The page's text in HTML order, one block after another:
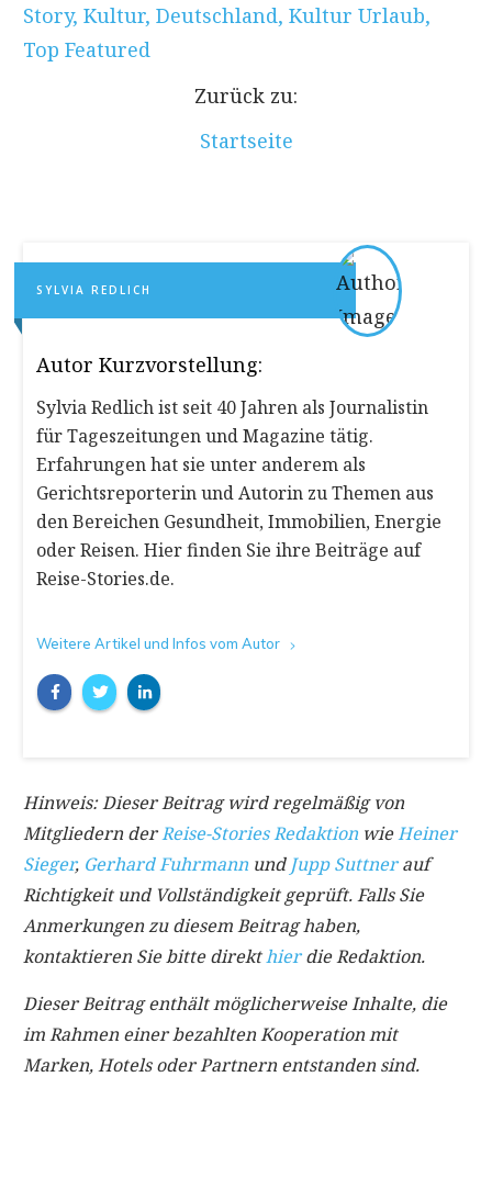
Story, Kultur, Deutschland, Kultur Urlaub,
Top Featured
Zurück zu:
Startseite
SYLVIA REDLICH
Autor Kurzvorstellung:
Sylvia Redlich ist seit 40 Jahren als Journalistin
für Tageszeitungen und Magazine tätig.
Erfahrungen hat sie unter anderem als
Gerichtsreporterin und Autorin zu Themen aus
den Bereichen Gesundheit, Immobilien, Energie
oder Reisen. Hier finden Sie ihre Beiträge auf
Reise-Stories.de.
Weitere Artikel und Infos vom Autor
Hinweis: Dieser Beitrag wird regelmäßig von
Mitgliedern derReise-Stories Redaktion wieHeiner
Sieger, Gerhard Fuhrmann und Jupp Suttnerauf
Richtigkeit und Vollständigkeit geprüft. Falls Sie
Anmerkungen zu diesem Beitrag haben,
kontaktieren Sie bitte direkthierdie Redaktion.
Dieser Beitrag enthält möglicherweise Inhalte, die
im Rahmen einer bezahlten Kooperation mit
Marken, Hotels oder Partnern entstanden sind.